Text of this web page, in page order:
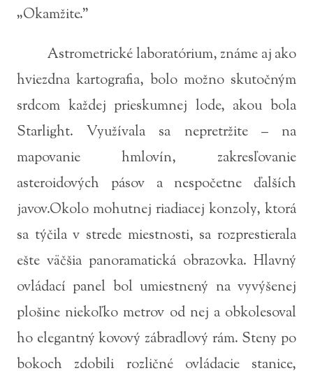
„Okamžite.”
Astrometrické laboratórium, známe aj ako
hviezdna kartografia, bolo možno skutočným
srdcom každej prieskumnej lode, akou bola
Starlight. Využívala sa nepretržite – na
mapovanie hmlovín, zakresľovanie
asteroidových pásov a nespočetne ďalších
javov.Okolo mohutnej riadiacej konzoly, ktorá
sa týčila v strede miestnosti, sa rozprestierala
ešte väčšia panoramatická obrazovka. Hlavný
ovládací panel bol umiestnený na vyvýšenej
plošine niekoľko metrov od nej a obkolesoval
ho elegantný kovový zábradlový rám. Steny po
bokoch zdobili rozličné ovládacie stanice,